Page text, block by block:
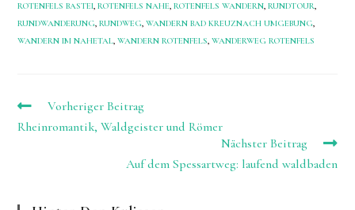
ROTENFELS BASTEI, ROTENFELS NAHE, ROTENFELS WANDERN, RUNDTOUR,
RUNDWANDERUNG, RUNDWEG, WANDERN BAD KREUZNACH UMGEBUNG,
WANDERN IM NAHETAL, WANDERN ROTENFELS, WANDERWEG ROTENFELS
Weitere
ansehen
Vorheriger Beitrag
Rheinromantik, Waldgeister und Römer
Nächster Beitrag
Auf dem Spessartweg: laufend waldbaden